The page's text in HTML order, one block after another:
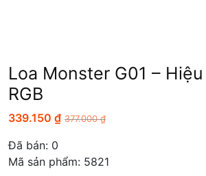
Loa Monster G01 –
RGB
339.150 ₫ 377.000₫
Đã bán: 0
Mã sản phẩm: 5821